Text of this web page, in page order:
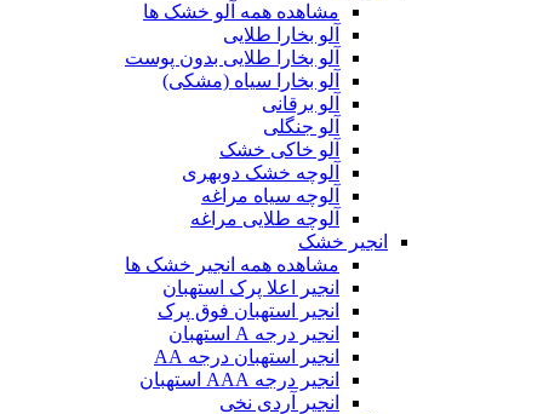
مشاهده همه آلو خشک ها
آلو بخارا طلایی
آلو بخارا طلایی بدون پوست
آلو بخارا سیاه (مشکی)
آلو برقانی
آلو جنگلی
آلو خاکی خشک
آلوچه خشک دوبهری
آلوچه سیاه مراغه
آلوچه طلایی مراغه
انجیر خشک
مشاهده همه انجیر خشک ها
انجیر اعلا پرک استهبان
انجیر استهبان فوق پرک
انجیر درجه A استهبان
انجیر استهبان درجه AA
انجیر درجه AAA استهبان
انجیر آردی نخی